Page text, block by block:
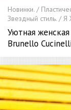
Новинки. /
Звездный стиль. /
Уютная
Brunello